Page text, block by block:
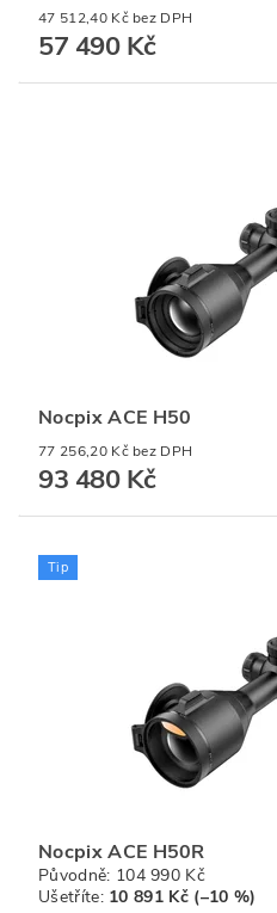
47 512,40 Kč bez DPH
57 490 Kč
Nocpix ACE H50
77 256,20 Kč bez DPH
93 480 Kč
Tip
Nocpix ACE H50R
Původně: 104 990 Kč
Ušetříte: 10 891 Kč (–10 %)